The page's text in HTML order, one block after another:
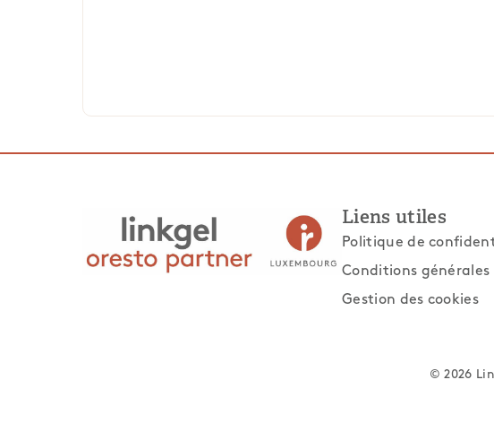
Liens utiles
Politique de
Conditions
Gestion des cookies
© 2026